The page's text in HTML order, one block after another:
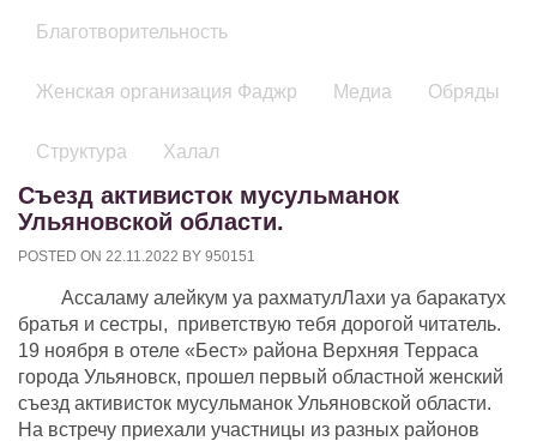
Благотворительность
Женская организация Фаджр Медиа Обряды
Структура Халал
Съезд активисток мусульманок
Ульяновской области.
POSTED ON 22.11.2022 BY 950151
Ассаламу алейкум уа рахматулЛахи уа баракатух
братья и сестры, приветствую тебя дорогой читатель.
19 ноября в отеле «Бест» района Верхняя Терраса
города Ульяновск, прошел первый областной женский
съезд активисток мусульманок Ульяновской области.
На встречу приехали участницы из разных районов